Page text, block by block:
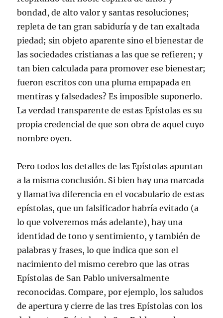
bondad, de alto valor y santas resoluciones;
repleta de tan gran sabiduría y de tan exaltada
piedad; sin objeto aparente sino el bienestar de
las sociedades cristianas a las que se refieren; y
tan bien calculada para promover ese bienestar;
fueron escritos con una pluma empapada en
mentiras y falsedades? Es imposible suponerlo.
La verdad transparente de estas Epístolas es su
propia credencial de que son obra de aquel cuyo
nombre oyen.
Pero todos los detalles de las Epístolas apuntan
a la misma conclusión. Si bien hay una marcada
y llamativa diferencia en el vocabulario de estas
epístolas, que un falsificador habría evitado (a
lo que volveremos más adelante), hay una
identidad de tono y sentimiento, y también de
palabras y frases, lo que indica que son el
nacimiento del mismo cerebro que las otras
Epístolas de San Pablo universalmente
reconocidas. Compare, por ejemplo, los saludos
de apertura y cierre de las tres Epístolas con los